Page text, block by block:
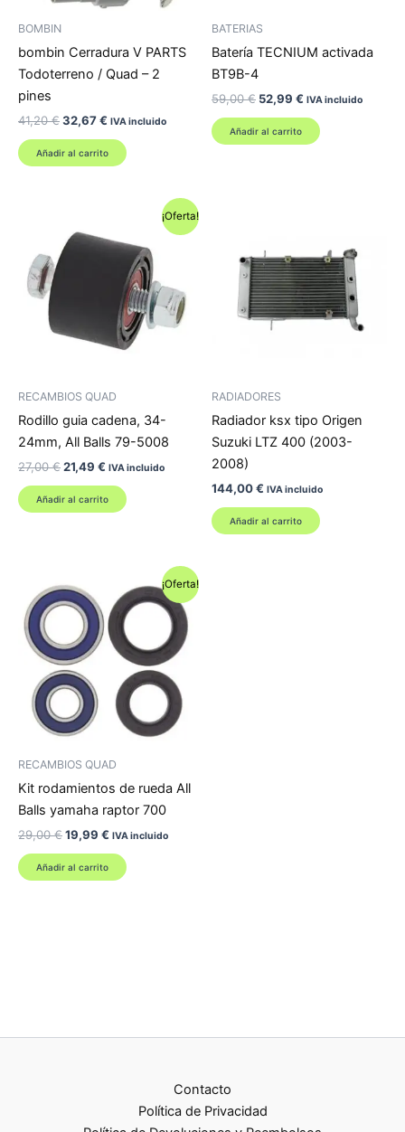
BOMBIN
bombin Cerradura V PARTS
Todoterreno / Quad – 2
pines
41,20€El
original
era:
32,67€ El
actual
es:
IVA incluido
Añadir al carrito
BATERIAS
Batería TECNIUM activada
BT9B-4
59,00€ El
original
era:
52,99 € El
actual
es:
IVA incluido
Añadir al carrito
¡Oferta!
RECAMBIOS QUAD
Rodillo guia cadena, 34-
24mm, All Balls 79-5008
27,00€El
original
era:
21,49 € El
actual
es:
IVA incluido
Añadir al carrito
RADIADORES
Radiador ksx tipo Origen
Suzuki LTZ 400 (2003-
2008)
144,00€ IVA incluido
Añadir al carrito
¡Oferta!
RECAMBIOS QUAD
Kit rodamientos de rueda All
Balls yamaha raptor 700
29,00€El
original
era:
19,99 € El
actual
es:
IVA incluido
Añadir al carrito
Contacto
Política de Privacidad